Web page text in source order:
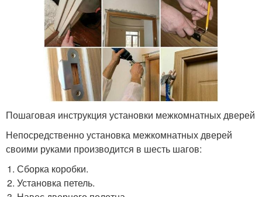
Пошаговая инструкция установки межкомнатных дверей
Непосредственно установка межкомнатных дверей
своими руками производится в шесть шагов:
Сборка коробки.
Установка петель.